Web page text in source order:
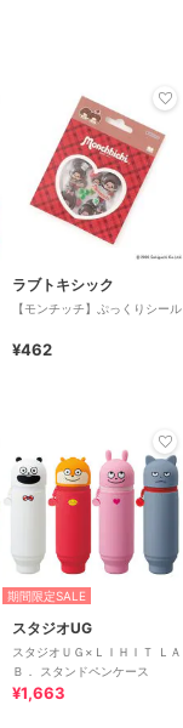
ラブトキシック
【モンチッチ】ぷっくりシール
¥462
期間限定SALE
スタジオUG
スタジオＵＧ×ＬＩＨＩＴ ＬＡ
Ｂ． スタンドペンケース
¥1,663